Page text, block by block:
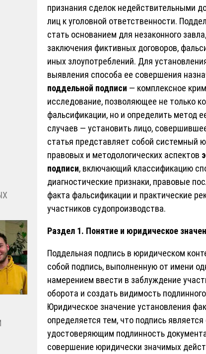
признания сделок недействительными
лиц к уголовной ответственности.
стать основанием для незаконного
заключения фиктивных договоров,
иных злоупотреблений. Для
выявления способа ее совершения
поддельной подписи — комплексное
исследование, позволяющее не только
фальсификации, но и определить метод
случаев — установить лицо,
статья представляет собой системный
правовых и методологических аспектов
подписи, включающий классификацию
диагностические признаки, правовые
факта фальсификации и практические
участников судопроизводства.
Раздел 1. Понятие и юридическое
Поддельная подпись в юридическом
собой подпись, выполненную от имени
намерением ввести в заблуждение
оборота и создать видимость
Юридическое значение установления
определяется тем, что подпись
удостоверяющим подлинность
совершение юридически значимых